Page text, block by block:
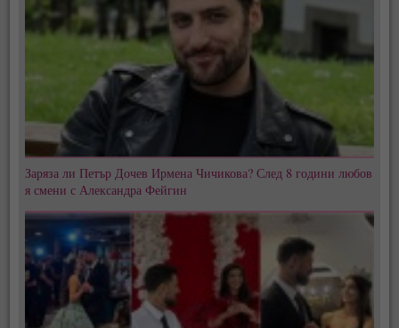
Заряза ли Петър Дочев Ирмена Чичикова? След 8 години любов
я смени с Александра Фейгин